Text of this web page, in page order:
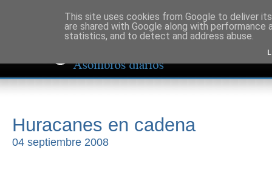
Huracanes en cadena
04 septiembre 2008
This site uses cookies from Google to deliver
are shared with Google along with
statistics, and to detect and address abuse.